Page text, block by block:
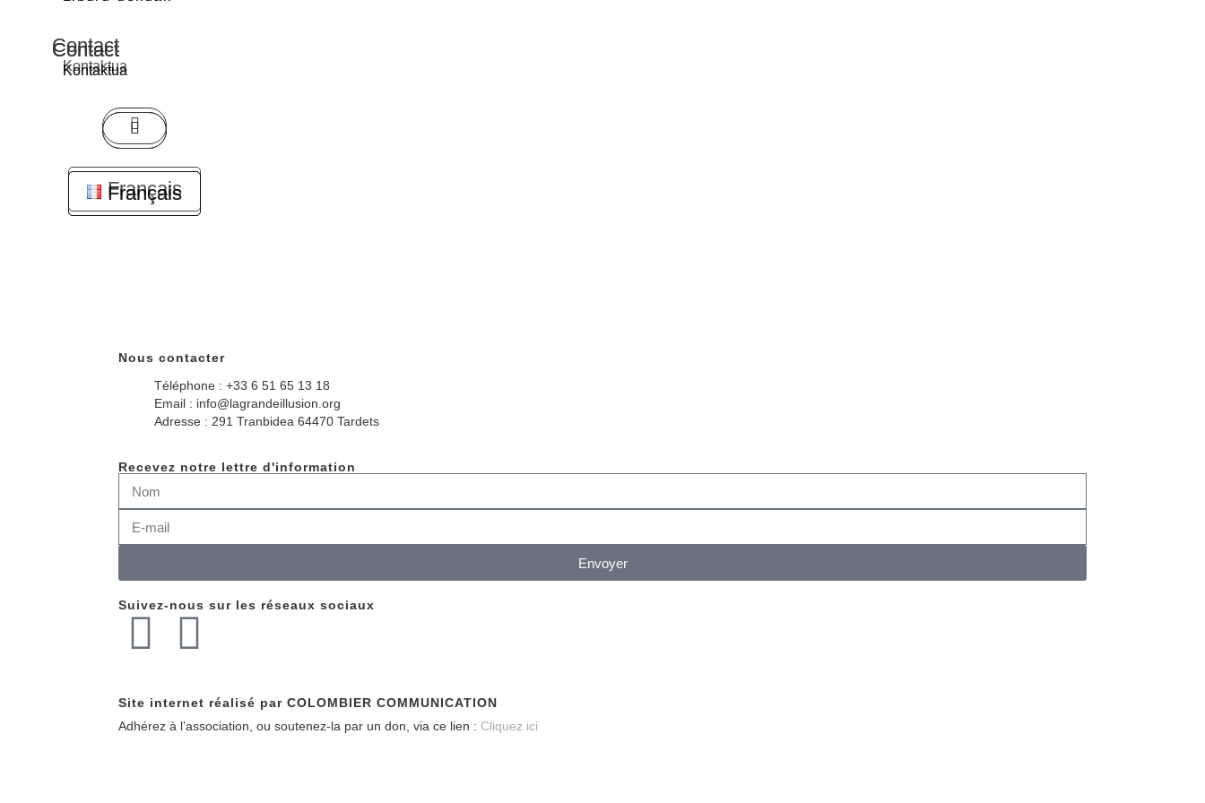
Contact
Kontaktua
Français
Contact
Kontaktua
Français
Contact
Kontaktua
Français
Nous contacter
Téléphone : +33 6 51 65 13 18
Email : info@lagrandeillusion.org
Adresse : 291 Tranbidea 64470 Tardets
Recevez notre lettre d'information
Envoyer
Suivez-nous sur les réseaux sociaux
Site internet réalisé par COLOMBIER COMMUNICATION
Adhérez à l’association, ou soutenez-la par un don, via ce lien : Cliquez ici